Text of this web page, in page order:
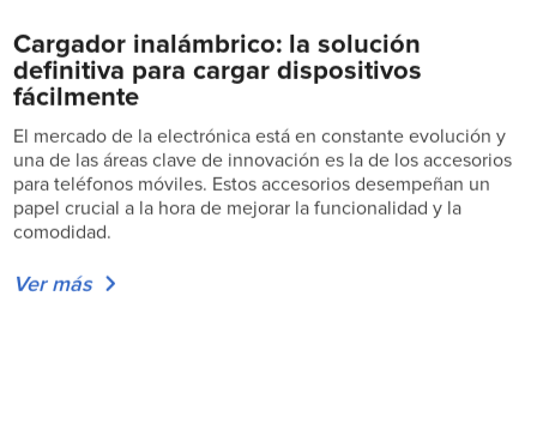
Cargador inalámbrico: la solución
definitiva para cargar dispositivos
fácilmente
El mercado de la electrónica está en constante evolución y
una de las áreas clave de innovación es la de los accesorios
para teléfonos móviles. Estos accesorios desempeñan un
papel crucial a la hora de mejorar la funcionalidad y la
comodidad.
Ver más